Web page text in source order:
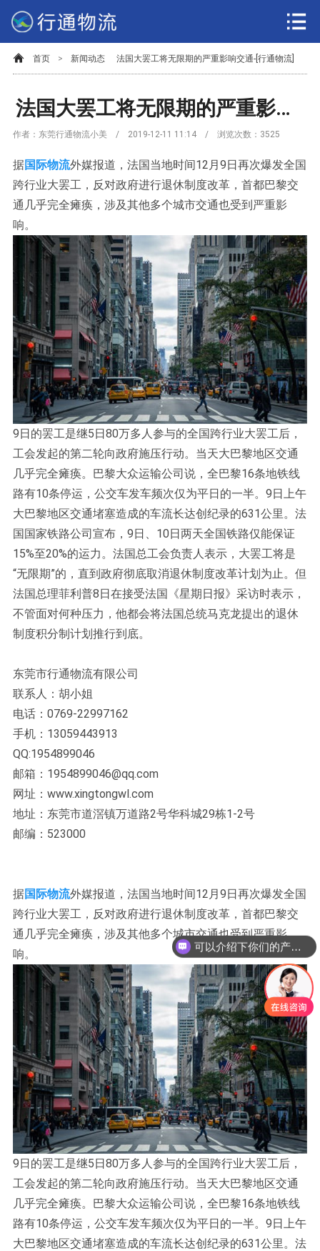
首页 > 新闻动态 法国大罢工将无限期的严重影响交通-[行通物流]
法国大罢工将无限期的严重影响交通-[行通物流]
作者：东莞行通物流小美 / 2019-12-11 11:14 / 浏览次数： 3525
据国际物流外媒报道，法国当地时间12月9日再次爆发全国
跨行业大罢工，反对政府进行退休制度改革，首都巴黎交
通几乎完全瘫痪，涉及其他多个城市交通也受到严重影
响。
9日的罢工是继5日80万多人参与的全国跨行业大罢工后，
工会发起的第二轮向政府施压行动。当天大巴黎地区交通
几乎完全瘫痪。巴黎大众运输公司说，全巴黎16条地铁线
路有10条停运，公交车发车频次仅为平日的一半。9日上午
大巴黎地区交通堵塞造成的车流长达创纪录的631公里。法
国国家铁路公司宣布，9日、10日两天全国铁路仅能保证
15%至20%的运力。法国总工会负责人表示，大罢工将是
“无限期”的，直到政府彻底取消退休制度改革计划为止。但
法国总理菲利普8日在接受法国《星期日报》采访时表示，
不管面对何种压力，他都会将法国总统马克龙提出的退休
制度积分制计划推行到底。
东莞市行通物流有限公司
联系人：胡小姐
电话：0769-22997162
手机：13059443913
QQ:1954899046
邮箱：1954899046@qq.com
网址：www.xingtongwl.com
地址：东莞市道滘镇万道路2号华科城29栋1-2号
邮编：523000
据国际物流外媒报道，法国当地时间12月9日再次爆发全国
跨行业大罢工，反对政府进行退休制度改革，首都巴黎交
通几乎完全瘫痪，涉及其他多个城市交通也受到严重影
响。
9日的罢工是继5日80万多人参与的全国跨行业大罢工后，
工会发起的第二轮向政府施压行动。当天大巴黎地区交通
几乎完全瘫痪。巴黎大众运输公司说，全巴黎16条地铁线
路有10条停运，公交车发车频次仅为平日的一半。9日上午
大巴黎地区交通堵塞造成的车流长达创纪录的631公里。法
可以介绍下你们的产品么？